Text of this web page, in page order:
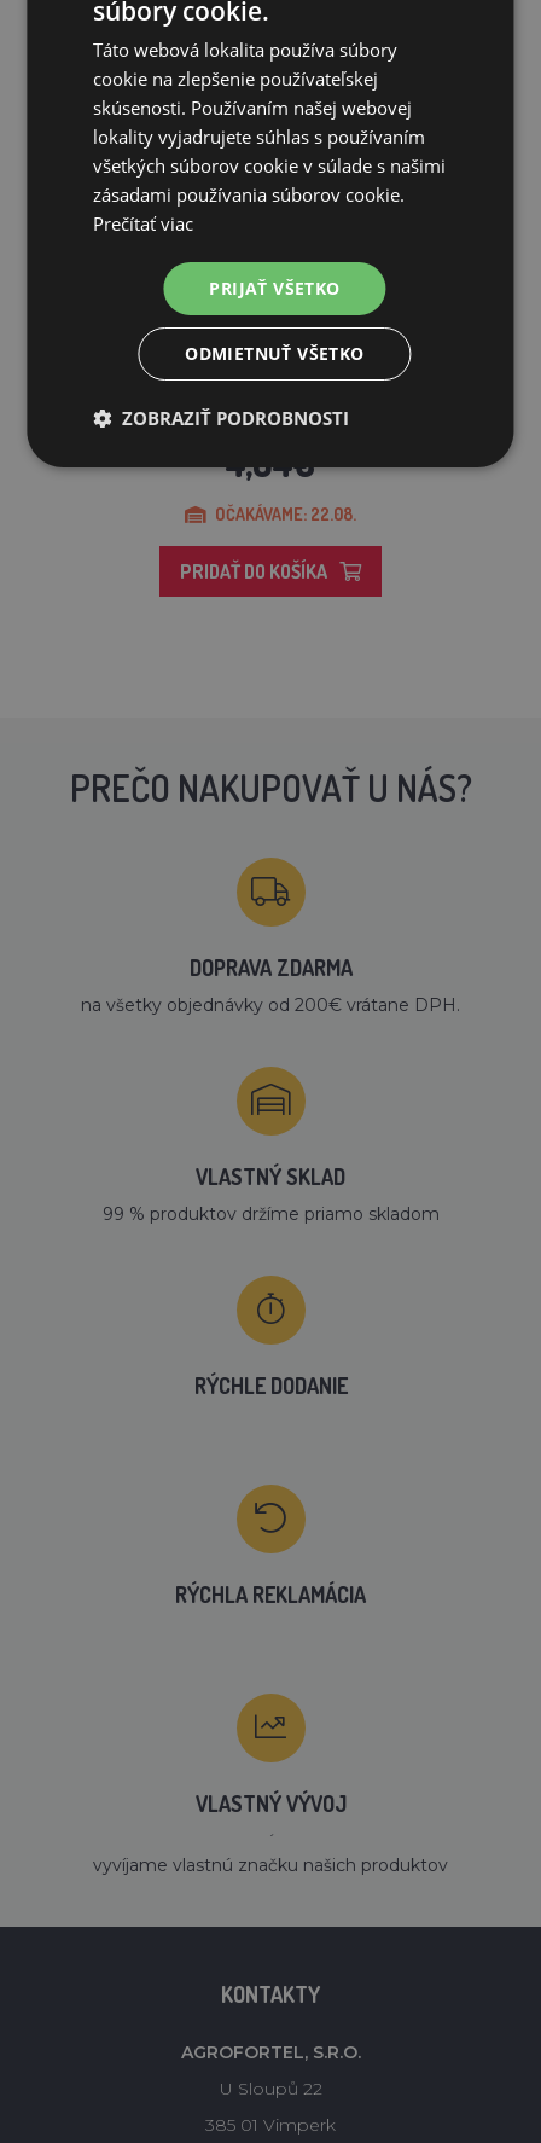
SÚVISIACE PRODUKTY
Zľava 47%
Bajonetová napájačka pre hydinu - 6 L
8,68€
4,64€
OČAKÁVAME: 22.08.
PRIDAŤ DO KOŠÍKA
PREČO NAKUPOVAŤ U NÁS?
DOPRAVA ZDARMA
na všetky objednávky od 200€ vrátane DPH.
VLASTNÝ SKLAD
99 % produktov držíme priamo skladom
RÝCHLE DODANIE
RÝCHLA REKLAMÁCIA
VLASTNÝ VÝVOJ
´
vyvíjame vlastnú značku našich produktov
KONTAKTY
AGROFORTEL, S.R.O.
U Sloupů 22
385 01 Vimperk
súbory cookie.
Táto webová lokalita používa súbory
cookie na zlepšenie používateľskej
skúsenosti. Používaním našej webovej
lokality vyjadrujete súhlas s používaním
všetkých súborov cookie v súlade s našimi
zásadami používania súborov cookie.
Prečítať viac
PRIJAŤ VŠETKO
ODMIETNUŤ VŠETKO
ZOBRAZIŤ PODROBNOSTI